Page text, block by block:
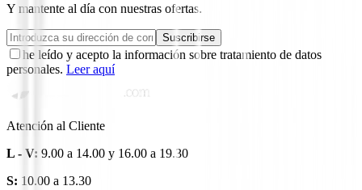
Y mantente al día con nuestras ofertas.
Suscribirse
he leído y acepto la información sobre tratamiento de datos
personales. Leer aquí
Atención al Cliente
L - V: 9.00 a 14.00 y 16.00 a 19.30
S: 10.00 a 13.30